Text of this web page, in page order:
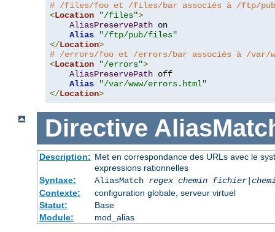
# /files/foo et /files/bar associés à /ftp/
<Location "/files">
AliasPreservePath on
Alias
"/ftp/pub/files"
</Location>
# /errors/foo et /errors/bar associés à /var/
<Location "/errors">
AliasPreservePath off
Alias
"/var/www/errors.html"
</Location>
Directive
Description: Met en correspondance des URLs avec le
expressions rationnelles
Syntaxe:
AliasMatch regex chemin fichier|
Contexte:
configuration globale, serveur virtuel
Statut:
Base
Module:
mod_alias